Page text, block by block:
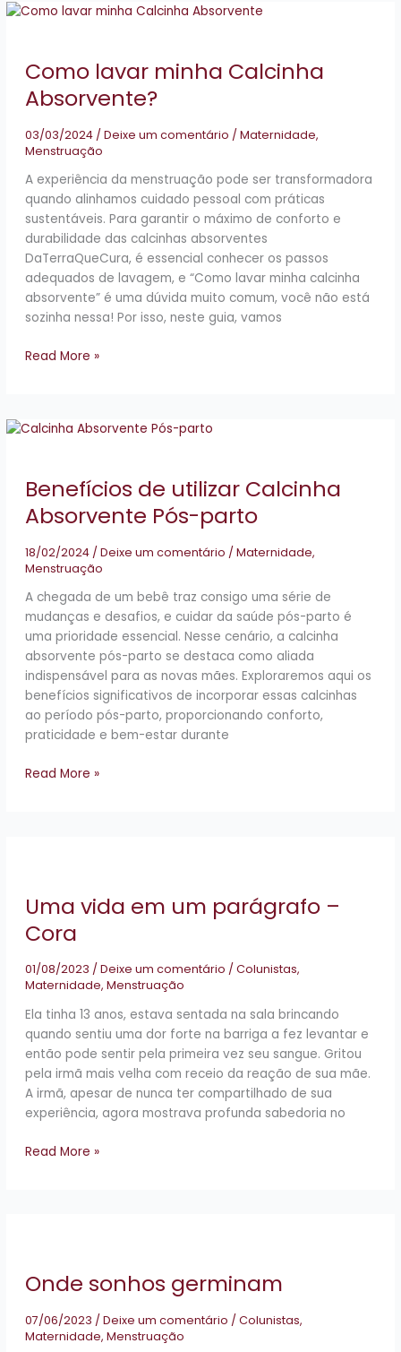
Como lavar minha Calcinha
Absorvente?
03/03/2024 / Deixe um comentário / Maternidade,
Menstruação
A experiência da menstruação pode ser transformadora
quando alinhamos cuidado pessoal com práticas
sustentáveis. Para garantir o máximo de conforto e
durabilidade das calcinhas absorventes
DaTerraQueCura, é essencial conhecer os passos
adequados de lavagem, e “Como lavar minha calcinha
absorvente” é uma dúvida muito comum, você não está
sozinha nessa! Por isso, neste guia, vamos
Como
Calcinha
Absorvente?
Read More »
Benefícios de utilizar Calcinha
Absorvente Pós-parto
18/02/2024 / Deixe um comentário / Maternidade,
Menstruação
A chegada de um bebê traz consigo uma série de
mudanças e desafios, e cuidar da saúde pós-parto é
uma prioridade essencial. Nesse cenário, a calcinha
absorvente pós-parto se destaca como aliada
indispensável para as novas mães. Exploraremos aqui os
benefícios significativos de incorporar essas calcinhas
ao período pós-parto, proporcionando conforto,
praticidade e bem-estar durante
Benefícios
Calcinha
Absorvente
Pós-
parto
Read More »
Uma vida em um parágrafo –
Cora
01/08/2023 / Deixe um comentário / Colunistas,
Maternidade, Menstruação
Ela tinha 13 anos, estava sentada na sala brincando
quando sentiu uma dor forte na barriga a fez levantar e
então pode sentir pela primeira vez seu sangue. Gritou
pela irmã mais velha com receio da reação de sua mãe.
A irmã, apesar de nunca ter compartilhado de sua
experiência, agora mostrava profunda sabedoria no
um
parágrafo
–
Cora
Read More »
Onde sonhos germinam
07/06/2023 / Deixe um comentário / Colunistas,
Maternidade, Menstruação